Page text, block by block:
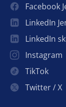
Facebook
LinkedIn
LinkedIn
Instagram
TikTok
Twitter / X